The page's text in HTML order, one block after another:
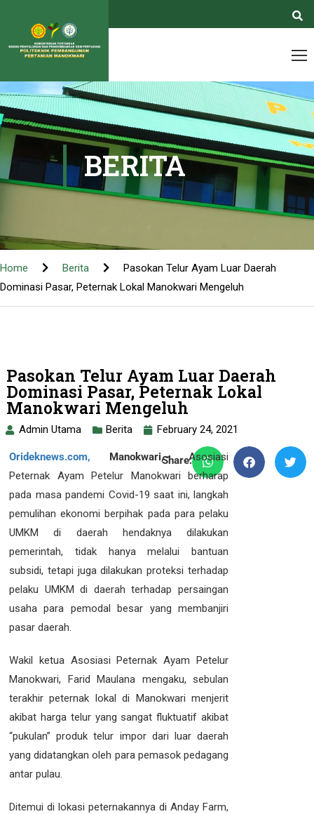
BERITA
Home Berita
Pasokan Telur Ayam Luar Daerah
Dominasi Pasar, Peternak Lokal Manokwari Mengeluh
Pasokan Telur Ayam Luar Daerah
Dominasi Pasar, Peternak Lokal
Manokwari Mengeluh
Admin Utama Berita February 24, 2021
Share:
Orideknews.com, Manokwari,–Asosiasi
Peternak Ayam Petelur Manokwari berharap
pada masa pandemi Covid-19 saat ini, langkah
pemulihan ekonomi berpihak pada para pelaku
UMKM di daerah hendaknya dilakukan
pemerintah, tidak hanya melalui bantuan
subsidi, tetapi juga dilakukan proteksi terhadap
pelaku UMKM di daerah terhadap persaingan
usaha para pemodal besar yang membanjiri
pasar daerah.
Wakil ketua Asosiasi Peternak Ayam Petelur
Manokwari, Farid Maulana mengaku, sebulan
terakhir peternak lokal di Manokwari menjerit
akibat harga telur yang sangat fluktuatif akibat
“pukulan” produk telur impor dari luar daerah
yang didatangkan oleh para pemasok pedagang
antar pulau.
Ditemui di lokasi peternakannya di Anday Farm,